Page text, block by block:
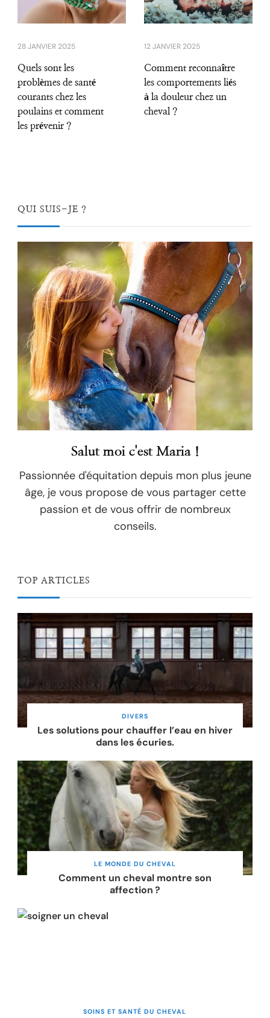
28 JANVIER 2025
Quels sont les
problèmes de santé
courants chez les
poulains et comment
les prévenir ?
12 JANVIER 2025
Comment reconnaître
les comportements liés
à la douleur chez un
cheval ?
QUI SUIS-JE ?
Salut moi c'est Maria !
Passionnée d'équitation depuis mon plus jeune
âge, je vous propose de vous partager cette
passion et de vous offrir de nombreux
conseils.
TOP ARTICLES
DIVERS
Les solutions pour chauffer l’eau en hiver
dans les écuries.
LE MONDE DU CHEVAL
Comment un cheval montre son
affection ?
SOINS ET SANTÉ DU CHEVAL